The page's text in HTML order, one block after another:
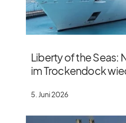
Liberty of the Seas:
im Trockendock
5. Juni 2026